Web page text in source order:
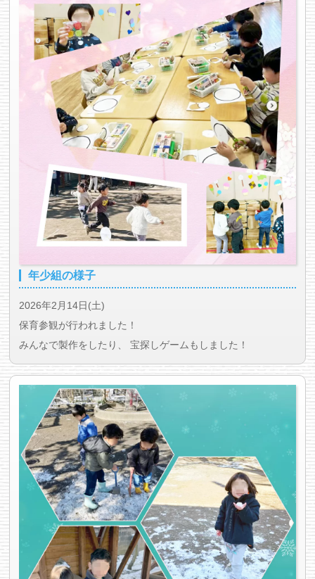
年少組の様子
2026年2月14日(土)
保育参観が行われました！
みんなで製作をしたり、 宝探しゲームもしました！